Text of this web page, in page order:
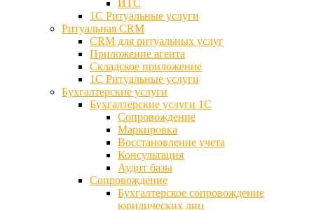
ИТС
1С Ритуальные услуги
Ритуальная CRM
CRM для ритуальных услуг
Приложение агента
Складское приложение
1С Ритуальные услуги
Бухгалтерские услуги
Бухгалтерские услуги 1С
Сопровождение
Маркировка
Восстановление учета
Консультация
Аудит базы
Cопровождение
Бухгалтерское сопровождение
юридических лиц